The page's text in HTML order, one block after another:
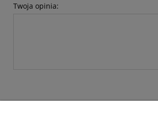
Twoja opinia: